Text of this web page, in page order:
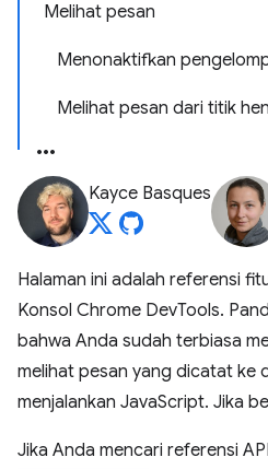
Melihat pesan
Menonaktifkan
Melihat pesan dari titik
Kayce Basques
Halaman ini adalah referensi
Konsol Chrome DevTools.
bahwa Anda sudah terbiasa
melihat pesan yang dicatat ke
menjalankan JavaScript. Jika
Jika Anda mencari referensi